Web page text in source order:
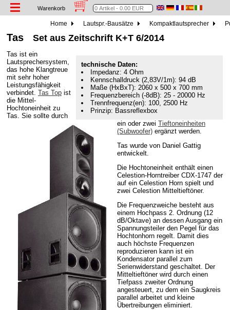
Warenkorb
Home Lautspr.-Bausätze Kompaktlautsprecher
Tas Set aus Zeitschrift K+T 6/2014
technische Daten:
Impedanz: 4 Ohm
Kennschalldruck (2,83V/1m): 94 dB
Maße (HxBxT): 2060 x 500 x 700 mm
Frequenzbereich (-8dB): 25 - 20000 Hz
Trennfrequenz(en): 100, 2500 Hz
Prinzip: Bassreflexbox
Tas ist ein
Lautsprechersystem,
das hohe Klangtreue
mit sehr hoher
Leistungsfähigkeit
verbindet. Tas Top ist
die Mittel-
Hochtoneinheit zu
Tas. Sie sollte durch
ein oder zwei Tieftoneinheiten
(Subwoofer) ergänzt werden.
Tas wurde von Daniel Gattig
entwickelt.
Die Hochtoneinheit enthält einen
Celestion-Horntreiber CDX-1747 der
auf ein Celestion Horn spielt und
zwei Celestion Mitteltieftöner.
Die Frequenzweiche besteht aus
einem Hochpass 2. Ordnung (12
dB/Oktave) an dessen Ausgang ein
Spannungsteiler den Pegel für das
Hochtonhorn regelt. Damit dies
auch höchste Frequenzen
reproduzieren kann ist ein
Kondensator parallel zum
Serienwiderstand geschaltet. Der
Mitteltieftöner wird durch einen
Tiefpass zweiter Ordnung
angesteuert, zu dem ein Saugkreis
parallel arbeitet und kleine
Übertreibungen eliminiert.